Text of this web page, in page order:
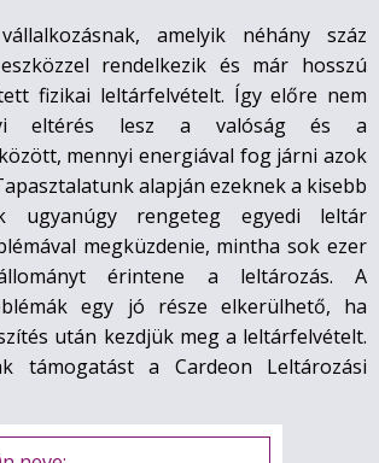
amelyik néhány száz
rendelkezik és már hosszú
fizikai leltárfelvételt. Így előre nem
eltérés lesz a valóság és a
mennyi energiával fog járni azok
alapján ezeknek a kisebb
ugyanúgy rengeteg egyedi leltár
megküzdenie, mintha sok ezer
érintene a leltározás. A
egy jó része elkerülhető, ha
után kezdjük meg a leltárfelvételt.
támogatást a Cardeon Leltározási